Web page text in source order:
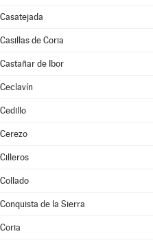
Casatejada
Casillas de Coria
Castañar de Ibor
Ceclavín
Cedillo
Cerezo
Cilleros
Collado
Conquista de la Sierra
Coria